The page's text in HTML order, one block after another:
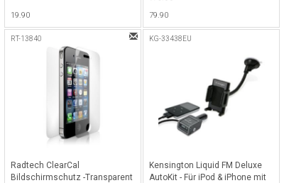
19.90 79.90
RT-13840
Radtech ClearCal
Bildschirmschutz -Transparent
KG-33438EU
Kensington Liquid FM Deluxe
AutoKit - Für iPod & iPhone mit